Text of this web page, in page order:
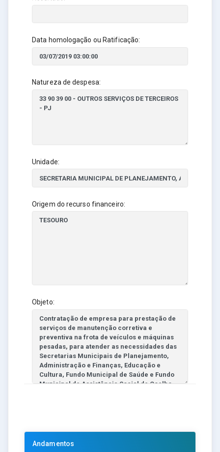
Data homologação ou Ratificação:
Natureza de despesa:
Unidade:
Origem do recurso financeiro:
Objeto:
Andamentos